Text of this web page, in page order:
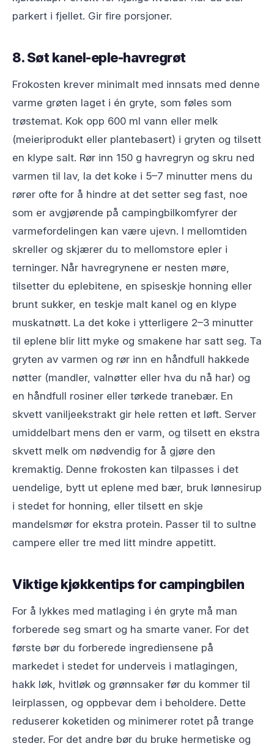
parkert i fjellet. Gir fire porsjoner.
8. Søt kanel-eple-havregrøt
Frokosten krever minimalt med innsats med denne
varme grøten laget i én gryte, som føles som
trøstemat. Kok opp 600 ml vann eller melk
(meieriprodukt eller plantebasert) i gryten og tilsett
en klype salt. Rør inn 150 g havregryn og skru ned
varmen til lav, la det koke i 5–7 minutter mens du
rører ofte for å hindre at det setter seg fast, noe
som er avgjørende på campingbilkomfyrer der
varmefordelingen kan være ujevn. I mellomtiden
skreller og skjærer du to mellomstore epler i
terninger. Når havregrynene er nesten møre,
tilsetter du eplebitene, en spiseskje honning eller
brunt sukker, en teskje malt kanel og en klype
muskatnøtt. La det koke i ytterligere 2–3 minutter
til eplene blir litt myke og smakene har satt seg. Ta
gryten av varmen og rør inn en håndfull hakkede
nøtter (mandler, valnøtter eller hva du nå har) og
en håndfull rosiner eller tørkede tranebær. En
skvett vaniljeekstrakt gir hele retten et løft. Server
umiddelbart mens den er varm, og tilsett en ekstra
skvett melk om nødvendig for å gjøre den
kremaktig. Denne frokosten kan tilpasses i det
uendelige, bytt ut eplene med bær, bruk lønnesirup
i stedet for honning, eller tilsett en skje
mandelsmør for ekstra protein. Passer til to sultne
campere eller tre med litt mindre appetitt.
Viktige kjøkkentips for campingbilen
For å lykkes med matlaging i én gryte må man
forberede seg smart og ha smarte vaner. For det
første bør du forberede ingrediensene på
markedet i stedet for underveis i matlagingen,
hakk løk, hvitløk og grønnsaker før du kommer til
leirplassen, og oppbevar dem i beholdere. Dette
reduserer koketiden og minimerer rotet på trange
steder. For det andre bør du bruke hermetiske og